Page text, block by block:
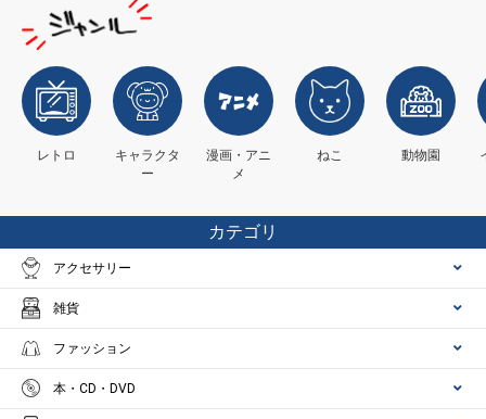
レトロ
キャラクタ
ー
漫画・アニ
メ
ねこ 動物園
カテゴリ
アクセサリー
雑貨
ファッション
本・CD・DVD